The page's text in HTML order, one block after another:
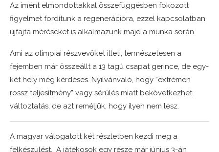
Az imént elmondottakkal összefüggésben fokozott
figyelmet fordítunk a regenerációra, ezzel kapcsolatban
újfajta méréseket is alkalmazunk majd a munka során.
Ami az olimpiai részvevőket illeti, természetesen a
fejemben már összeállt a 13 tagú csapat gerince, de egy-
két hely még kérdéses. Nyilvánvaló, hogy “extrémen
rossz teljesítmény” vagy sérülés miatt bekövetkezhet
változtatás, de azt reméljük, hogy ilyen nem lesz.
A magyar válogatott két részletben kezdi meg a
felkészülést. A játékosok egy része már június 3-án